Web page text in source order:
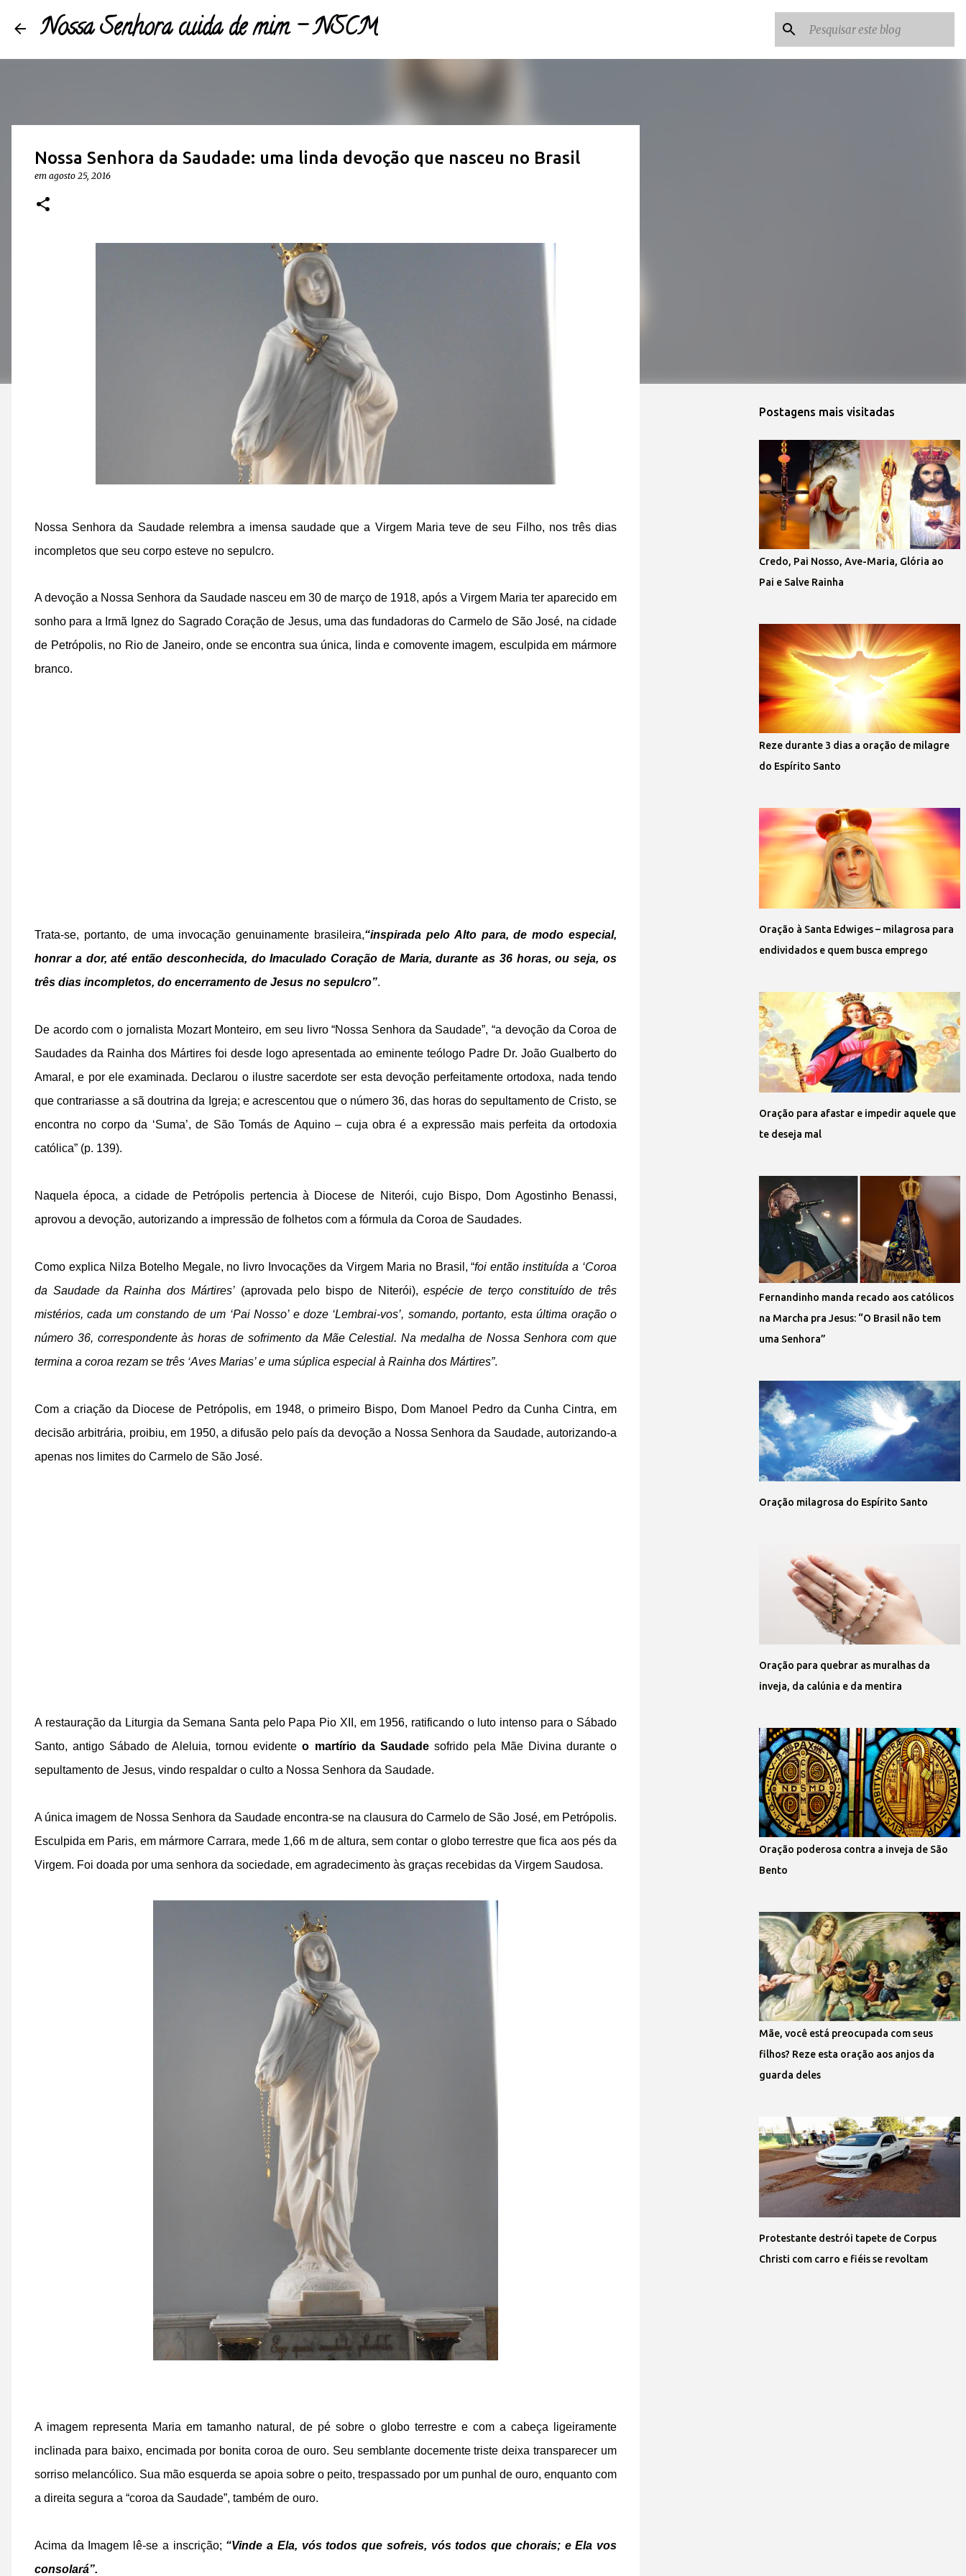
Nossa Senhora cuida de mim - NSCM
Nossa Senhora da Saudade: uma linda devoção que nasceu no Brasil
em agosto 25, 2016
Nossa Senhora da Saudade relembra a imensa saudade que a Virgem Maria teve de seu Filho, nos três dias
incompletos que seu corpo esteve no sepulcro.
A devoção a Nossa Senhora da Saudade nasceu em 30 de março de 1918, após a Virgem Maria ter aparecido em
sonho para a Irmã Ignez do Sagrado Coração de Jesus, uma das fundadoras do Carmelo de São José, na cidade
de Petrópolis, no Rio de Janeiro, onde se encontra sua única, linda e comovente imagem, esculpida em mármore
branco.
Trata-se, portanto, de uma invocação genuinamente brasileira,“inspirada pelo Alto para, de modo especial,
honrar a dor, até então desconhecida, do Imaculado Coração de Maria, durante as 36 horas, ou seja, os
três dias incompletos, do encerramento de Jesus no sepulcro”.
De acordo com o jornalista Mozart Monteiro, em seu livro “Nossa Senhora da Saudade”, “a devoção da Coroa de
Saudades da Rainha dos Mártires foi desde logo apresentada ao eminente teólogo Padre Dr. João Gualberto do
Amaral, e por ele examinada. Declarou o ilustre sacerdote ser esta devoção perfeitamente ortodoxa, nada tendo
que contrariasse a sã doutrina da Igreja; e acrescentou que o número 36, das horas do sepultamento de Cristo, se
encontra no corpo da ‘Suma’, de São Tomás de Aquino – cuja obra é a expressão mais perfeita da ortodoxia
católica” (p. 139).
Naquela época, a cidade de Petrópolis pertencia à Diocese de Niterói, cujo Bispo, Dom Agostinho Benassi,
aprovou a devoção, autorizando a impressão de folhetos com a fórmula da Coroa de Saudades.
Como explica Nilza Botelho Megale, no livro Invocações da Virgem Maria no Brasil, “foi então instituída a ‘Coroa
da Saudade da Rainha dos Mártires’(aprovada pelo bispo de Niterói),espécie de terço constituído de três
mistérios, cada um constando de um ‘Pai Nosso’ e doze ‘Lembrai-vos’, somando, portanto, esta última oração o
número 36, correspondente às horas de sofrimento da Mãe Celestial. Na medalha de Nossa Senhora com que
termina a coroa rezam se três ‘Aves Marias’ e uma súplica especial à Rainha dos Mártires”.
Com a criação da Diocese de Petrópolis, em 1948, o primeiro Bispo, Dom Manoel Pedro da Cunha Cintra, em
decisão arbitrária, proibiu, em 1950, a difusão pelo país da devoção a Nossa Senhora da Saudade, autorizando-a
apenas nos limites do Carmelo de São José.
A restauração da Liturgia da Semana Santa pelo Papa Pio XII, em 1956, ratificando o luto intenso para o Sábado
Santo, antigo Sábado de Aleluia, tornou evidenteo martírio da Saudadesofrido pela Mãe Divina durante o
sepultamento de Jesus, vindo respaldar o culto a Nossa Senhora da Saudade.
A única imagem de Nossa Senhora da Saudade encontra-se na clausura do Carmelo de São José, em Petrópolis.
Esculpida em Paris, em mármore Carrara, mede 1,66 m de altura, sem contar o globo terrestre que fica aos pés da
Virgem. Foi doada por uma senhora da sociedade, em agradecimento às graças recebidas da Virgem Saudosa.
A imagem representa Maria em tamanho natural, de pé sobre o globo terrestre e com a cabeça ligeiramente
inclinada para baixo, encimada por bonita coroa de ouro. Seu semblante docemente triste deixa transparecer um
sorriso melancólico. Sua mão esquerda se apoia sobre o peito, trespassado por um punhal de ouro, enquanto com
a direita segura a “coroa da Saudade”, também de ouro.
Acima da Imagem lê-se a inscrição; “Vinde a Ela, vós todos que sofreis, vós todos que chorais; e Ela vos
consolará”.
Postagens mais visitadas
Credo, Pai Nosso, Ave-Maria, Glória ao
Pai e Salve Rainha
Reze durante 3 dias a oração de milagre
do Espírito Santo
Oração à Santa Edwiges – milagrosa para
endividados e quem busca emprego
Oração para afastar e impedir aquele que
te deseja mal
Fernandinho manda recado aos católicos
na Marcha pra Jesus: “O Brasil não tem
uma Senhora”
Oração milagrosa do Espírito Santo
Oração para quebrar as muralhas da
inveja, da calúnia e da mentira
Oração poderosa contra a inveja de São
Bento
Mãe, você está preocupada com seus
filhos? Reze esta oração aos anjos da
guarda deles
Protestante destrói tapete de Corpus
Christi com carro e fiéis se revoltam